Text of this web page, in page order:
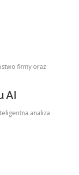
firmy oraz
AI
analiza